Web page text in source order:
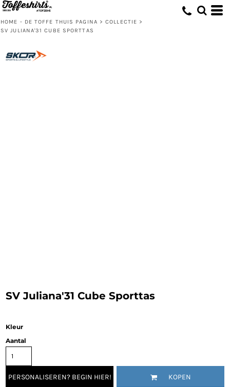
HOME - DE TOFFE THUIS PAGINA > COLLECTIE >
SV JULIANA'31 CUBE SPORTTAS
SV Juliana'31 Cube Sporttas
Kleur
Aantal
PERSONALISEREN? BEGIN HIER! KOPEN